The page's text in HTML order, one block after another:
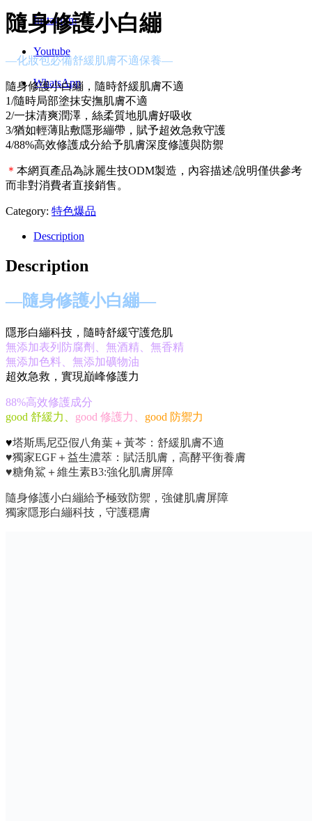
Instagram
Youtube
WhatsApp
隨身修護小白繃
—化妝包必備舒緩肌膚不適保養—
隨身修護小白繃，隨時舒緩肌膚不適
1/隨時局部塗抹安撫肌膚不適
2/一抹清爽潤澤，絲柔質地肌膚好吸收
3/猶如輕薄貼敷隱形繃帶，賦予超效急救守護
4/88%高效修護成分給予肌膚深度修護與防禦
＊ 本網頁產品為詠麗生技ODM製造，內容描述/說明僅供參考
而非對消費者直接銷售。
Category: 特色爆品
Description
Description
—隨身修護小白繃—
隱形白繃科技，隨時舒緩守護危肌
無添加表列防腐劑、無酒精、無香精
無添加色料、無添加礦物油
超效急救，實現巔峰修護力
88%高效修護成分
good 舒緩力、 good 修護力、 good 防禦力
♥塔斯馬尼亞假八角葉＋黃芩：舒緩肌膚不適
♥獨家EGF＋益生濃萃：賦活肌膚，高酵平衡養膚
♥糖角鯊＋維生素B3:強化肌膚屏障
隨身修護小白繃給予極致防禦，強健肌膚屏障
獨家隱形白繃科技，守護穩膚